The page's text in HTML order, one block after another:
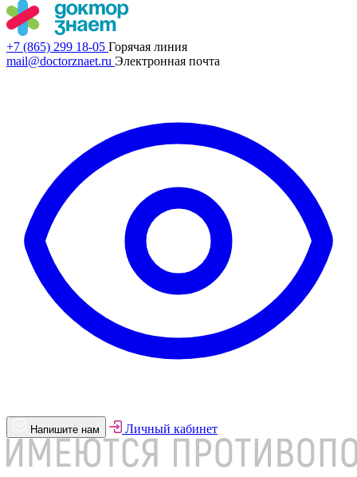
+7 (865) 299 18-05 Горячая линия
mail@doctorznaet.ru Электронная почта
Напишите нам Личный кабинет